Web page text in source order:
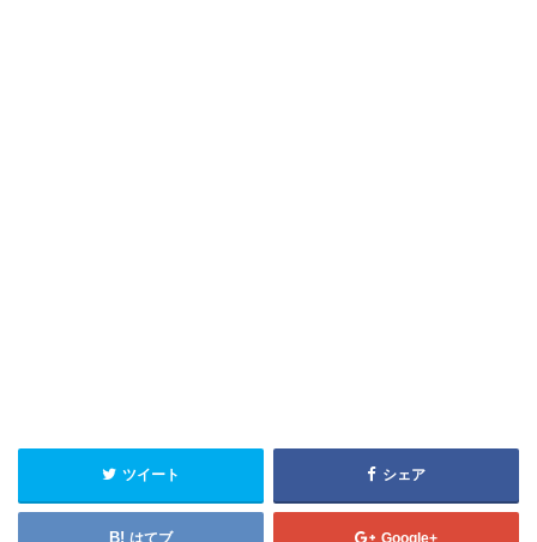
ツイート シェア
はてブ Google+